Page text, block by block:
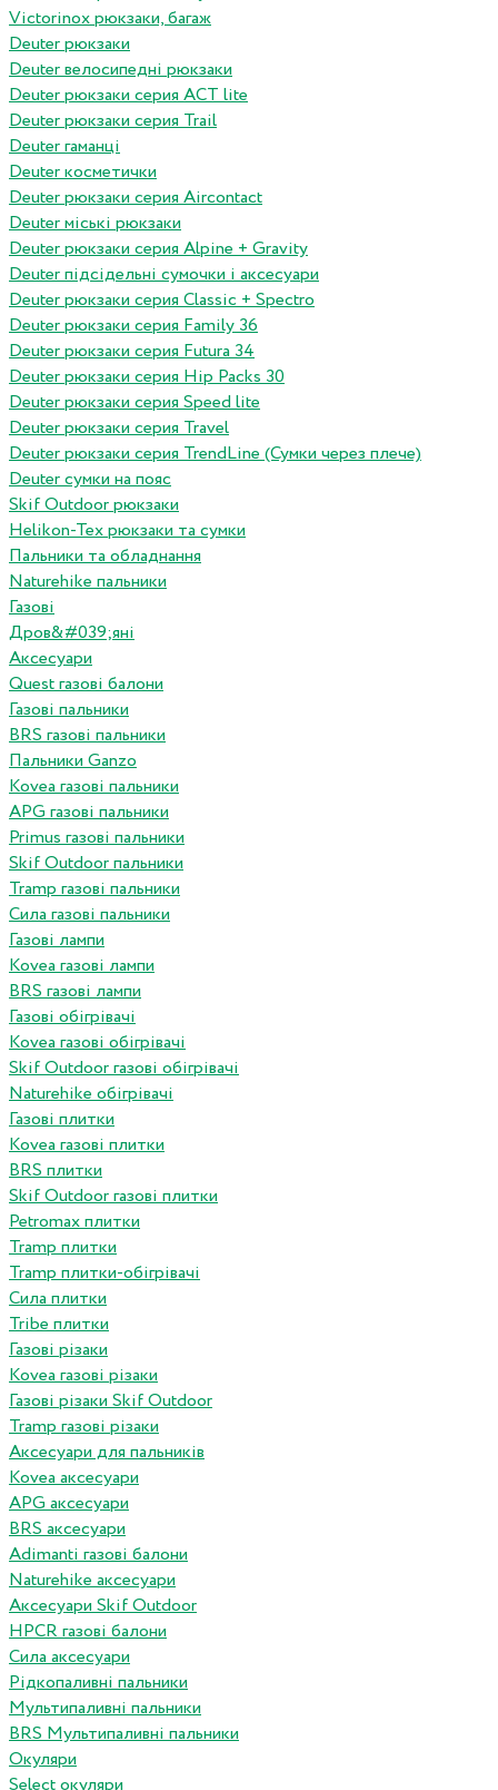
Victorinox рюкзаки, багаж
Deuter рюкзаки
Deuter велосипедні рюкзаки
Deuter рюкзаки серия ACT lite
Deuter рюкзаки серия Trail
Deuter гаманці
Deuter косметички
Deuter рюкзаки серия Aircontact
Deuter міські рюкзаки
Deuter рюкзаки серия Alpine + Gravity
Deuter підсідельні сумочки і аксесуари
Deuter рюкзаки серия Classic + Spectro
Deuter рюкзаки серия Family 36
Deuter рюкзаки серия Futura 34
Deuter рюкзаки серия Hip Packs 30
Deuter рюкзаки серия Speed lite
Deuter рюкзаки серия Travel
Deuter рюкзаки серия TrendLine (Сумки через плече)
Deuter сумки на пояс
Skif Outdoor рюкзаки
Helikon-Tex рюкзаки та сумки
Пальники та обладнання
Naturehike пальники
Газові
Дров&#039;яні
Аксесуари
Quest газові балони
Газові пальники
BRS газові пальники
Пальники Ganzo
Kovea газові пальники
APG газові пальники
Primus газові пальники
Skif Outdoor пальники
Tramp газові пальники
Сила газові пальники
Газові лампи
Kovea газові лампи
BRS газові лампи
Газові обігрівачі
Kovea газові обігрівачі
Skif Outdoor газові обігрівачі
Naturehike обігрівачі
Газові плитки
Kovea газові плитки
BRS плитки
Skif Outdoor газові плитки
Petromax плитки
Tramp плитки
Tramp плитки-обігрівачі
Сила плитки
Tribe плитки
Газові різаки
Kovea газові різаки
Газові різаки Skif Outdoor
Tramp газові різаки
Аксесуари для пальників
Kovea аксесуари
APG аксесуари
BRS аксесуари
Adimanti газові балони
Naturehike аксесуари
Аксесуари Skif Outdoor
HPCR газові балони
Сила аксесуари
Рідкопаливні пальники
Мультипаливні пальники
BRS Мультипаливні пальники
Окуляри